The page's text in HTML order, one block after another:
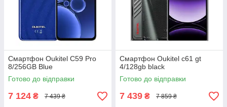
Смартфон Oukitel C59 Pro
8/256GB Blue
Готово до відправки
7 124 ₴ 7 439 ₴
Смартфон Oukitel c61 gt
4/128gb black
Готово до відправки
7 439 ₴ 7 859 ₴